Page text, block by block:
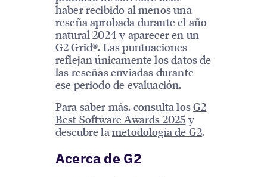
haber recibido al menos una
reseña aprobada durante el año
natural 2024 y aparecer en un
G2 Grid®. Las puntuaciones
reflejan únicamente los datos de
las reseñas enviadas durante
ese periodo de evaluación.
Para saber más, consulta losG2
Best Software Awards 2025 y
descubre lametodología de G2.
Acerca de G2